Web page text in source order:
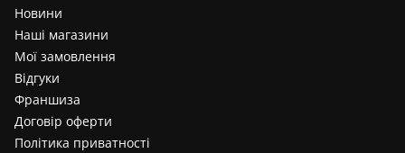
Новини
Наші магазини
Мої замовлення
Відгуки
Франшиза
Договір оферти
Політика приватності